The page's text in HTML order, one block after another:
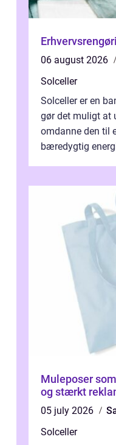
06 august 2026
Solceller
Solceller er en
gør det muligt at
omdanne den til
bæredygtig
Muleposer
og stærkt
05 july 2026
Solceller